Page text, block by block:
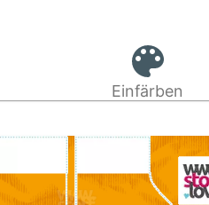
Einfärben